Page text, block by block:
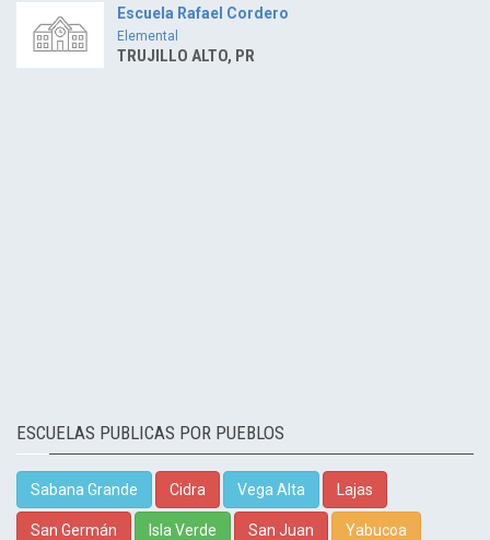
Escuela Rafael Cordero
Elemental
TRUJILLO ALTO, PR
ESCUELAS PUBLICAS POR PUEBLOS
Sabana Grande Cidra Vega Alta Lajas
San Germán Isla Verde San Juan Yabucoa